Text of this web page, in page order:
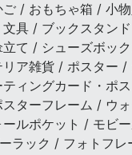
/ おもちゃ箱 / 小
具 / ブックスタン
て / シューズボッ
ア雑貨 / ポスター /
ィングカード・ポ
スターフレーム / ウ
ルポケット / モビ
ラック / フォトフレ